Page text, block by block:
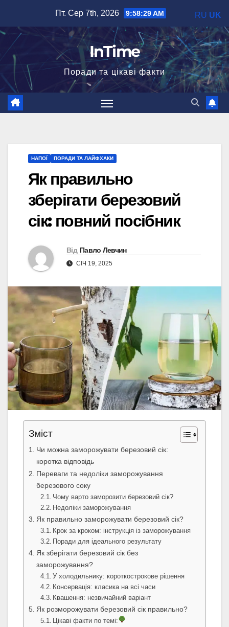
вмісту
Пт. Сер 7th, 2026 9:58:31 AM
InTime
Поради та цікаві факти
НАПОЇ ПОРАДИ ТА ЛАЙФХАКИ
Як правильно
зберігати березовий
сік: повний посібник
Від Павло Левчин
СІЧ 19, 2025
Зміст
Чи можна заморожувати березовий сік:
коротка відповідь
Переваги та недоліки заморожування
березового соку
Чому варто заморозити березовий сік?
Недоліки заморожування
Як правильно заморожувати березовий сік?
Крок за кроком: інструкція із заморожування
Поради для ідеального результату
Як зберігати березовий сік без
заморожування?
У холодильнику: короткострокове рішення
Консервація: класика на всі часи
Квашення: незвичайний варіант
Як розморожувати березовий сік правильно?
Цікаві факти по темі:
RU UK